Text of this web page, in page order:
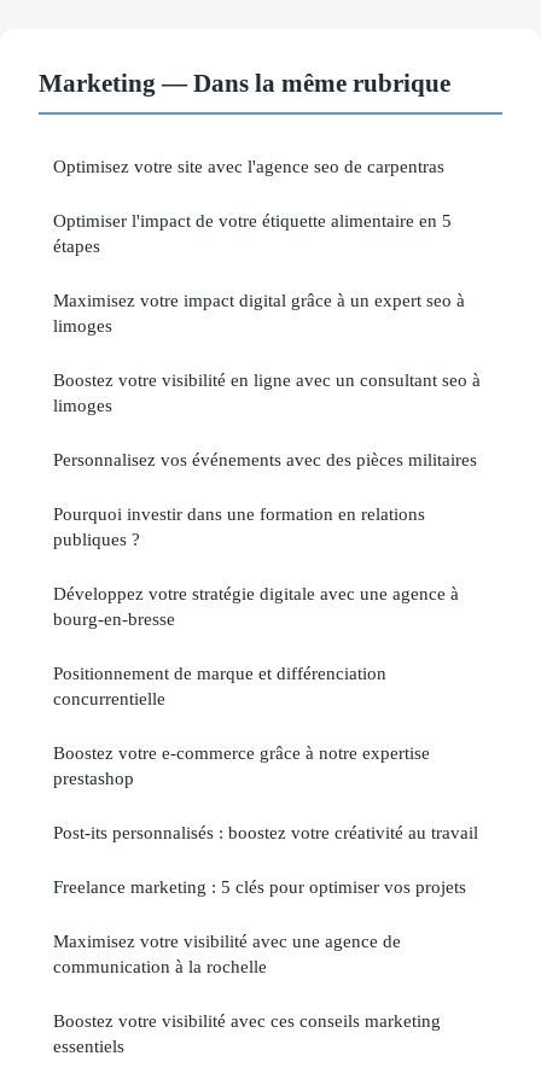
Marketing — Dans la même rubrique
Optimisez votre site avec l'agence seo de carpentras
Optimiser l'impact de votre étiquette alimentaire en 5
étapes
Maximisez votre impact digital grâce à un expert seo à
limoges
Boostez votre visibilité en ligne avec un consultant seo à
limoges
Personnalisez vos événements avec des pièces militaires
Pourquoi investir dans une formation en relations
publiques ?
Développez votre stratégie digitale avec une agence à
bourg-en-bresse
Positionnement de marque et différenciation
concurrentielle
Boostez votre e-commerce grâce à notre expertise
prestashop
Post-its personnalisés : boostez votre créativité au travail
Freelance marketing : 5 clés pour optimiser vos projets
Maximisez votre visibilité avec une agence de
communication à la rochelle
Boostez votre visibilité avec ces conseils marketing
essentiels